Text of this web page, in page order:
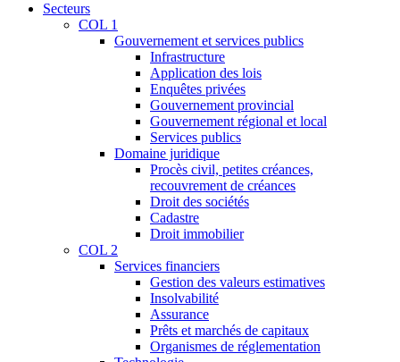
Secteurs
COL 1
Gouvernement et services publics
Infrastructure
Application des lois
Enquêtes privées
Gouvernement provincial
Gouvernement régional et local
Services publics
Domaine juridique
Procès civil, petites créances,
recouvrement de créances
Droit des sociétés
Cadastre
Droit immobilier
COL 2
Services financiers
Gestion des valeurs estimatives
Insolvabilité
Assurance
Prêts et marchés de capitaux
Organismes de réglementation